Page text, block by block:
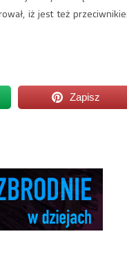
iż jest też
Zapisz